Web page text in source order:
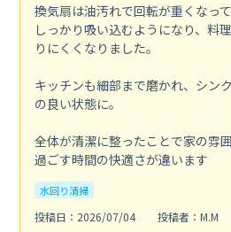
換気扇は油汚れで回転が重くなっ
しっかり吸い込むようになり、料
りにくくなりました。
キッチンも細部まで磨かれ、シン
の良い状態に。
全体が清潔に整ったことで家の雰
過ごす時間の快適さが違います
水回り清掃
投稿日：2026/07/04
投稿者：M.M